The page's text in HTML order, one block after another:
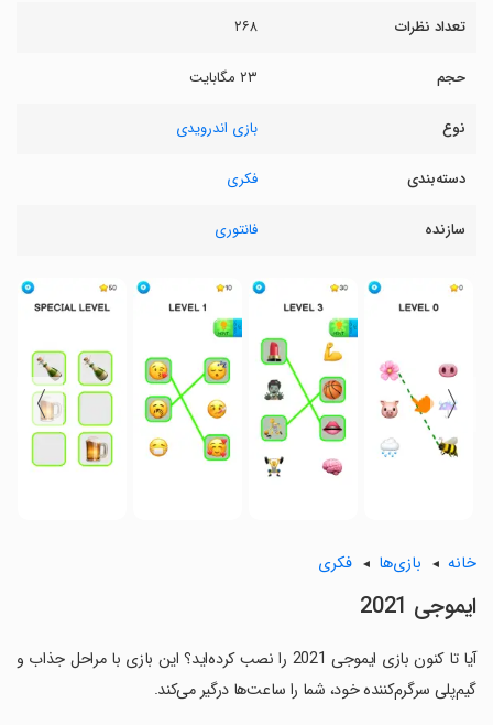
تعداد نظرات ۲۶۸
حجم ۲۳ مگابایت
نوع بازی اندرویدی
دسته‌بندی فکری
سازنده فانتوری
〈
〉
خانه بازی‌ها فکری
ایموجی 2021
آیا تا کنون بازی ایموجی 2021 را نصب کرده‌اید؟ این بازی با مراحل جذاب و
گیم‌پلی سرگرم‌کننده خود، شما را ساعت‌ها درگیر می‌کند.